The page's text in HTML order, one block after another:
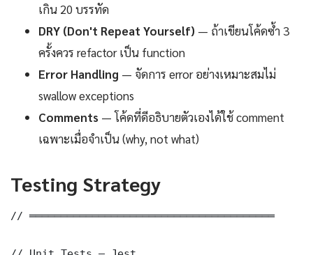
เกิน 20 บรรทัด
DRY (Don't Repeat Yourself) — ถ้าเขียนโค้ดซ้ำ 3
ครั้งควร refactor เป็น function
Error Handling — จัดการ error อย่างเหมาะสมไม่
swallow exceptions
Comments — โค้ดที่ดีอธิบายตัวเองได้ใช้ comment
เฉพาะเมื่อจำเป็น (why, not what)
Testing Strategy
// ═══════════════════════════════════════